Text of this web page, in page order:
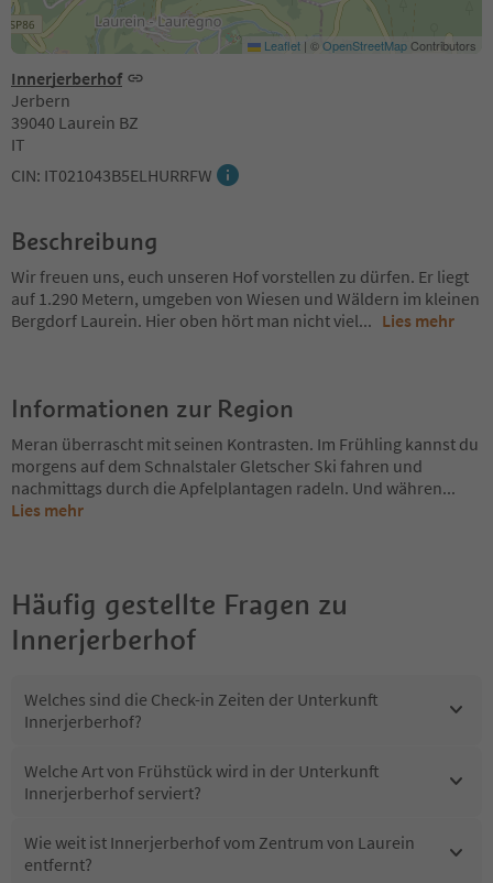
Innerjerberhof
Jerbern
39040 Laurein BZ
IT
CIN: IT021043B5ELHURRFW
Leaflet | ©OpenStreetMapContributors
Beschreibung
Wir freuen uns, euch unseren Hof vorstellen zu dürfen. Er liegt
auf 1.290 Metern, umgeben von Wiesen und Wäldern im kleinen
Bergdorf Laurein. Hier oben hört man nicht viel... Lies mehr
Informationen zur Region
Meran überrascht mit seinen Kontrasten. Im Frühling kannst du
morgens auf dem Schnalstaler Gletscher Ski fahren und
nachmittags durch die Apfelplantagen radeln. Und währen...
Lies mehr
Häufig gestellte Fragen zu
Innerjerberhof
Welches sind die Check-in Zeiten der Unterkunft
Innerjerberhof?
Welche Art von Frühstück wird in der Unterkunft
Innerjerberhof serviert?
Wie weit ist Innerjerberhof vom Zentrum von Laurein
entfernt?